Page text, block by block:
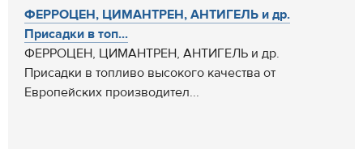
ФЕРРОЦЕН, ЦИМАНТРЕН, АНТИГЕЛЬ и др.
Присадки в топ...
ФЕРРОЦЕН, ЦИМАНТРЕН, АНТИГЕЛЬ и др.
Присадки в топливо высокого качества от
Европейских производител...